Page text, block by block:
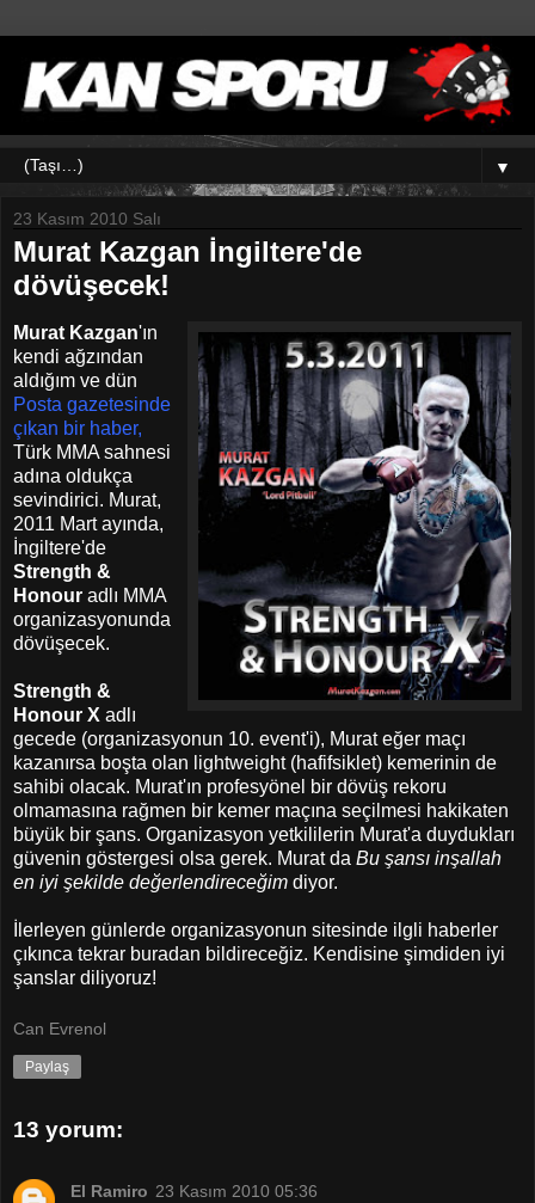
▼
23 Kasım 2010 Salı
Murat Kazgan İngiltere'de
dövüşecek!
Murat Kazgan'ın
kendi ağzından
aldığım ve dün
Posta gazetesinde
çıkan bir haber,
Türk MMA sahnesi
adına oldukça
sevindirici. Murat,
2011 Mart ayında,
İngiltere'de
Strength &
Honour adlı MMA
organizasyonunda
dövüşecek.
Strength &
Honour X adlı
gecede (organizasyonun 10. event'i), Murat eğer maçı
kazanırsa boşta olan lightweight (hafifsiklet) kemerinin de
sahibi olacak. Murat'ın profesyönel bir dövüş rekoru
olmamasına rağmen bir kemer maçına seçilmesi hakikaten
büyük bir şans. Organizasyon yetkililerin Murat'a duydukları
güvenin göstergesi olsa gerek. Murat da Bu şansı inşallah
en iyi şekilde değerlendireceğim diyor.
İlerleyen günlerde organizasyonun sitesinde ilgli haberler
çıkınca tekrar buradan bildireceğiz. Kendisine şimdiden iyi
şanslar diliyoruz!
Can Evrenol
Paylaş
13 yorum:
El Ramiro 23 Kasım 2010 05:36